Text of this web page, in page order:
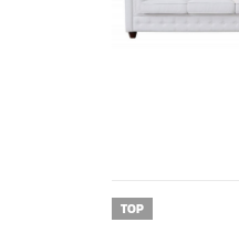
TOP